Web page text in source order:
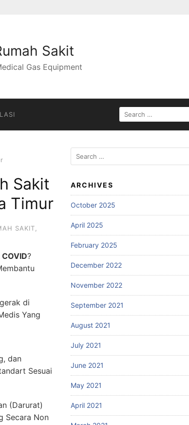
Sakit
Gas Equipment
SEARCH
FOR:
Sakit
Timur
SAKIT
?
di
Yang
dan
Sesuai
(Darurat)
Secara Non
Search
for:
ARCHIVES
October 2025
April 2025
February 2025
December 2022
November 2022
September 2021
August 2021
July 2021
June 2021
May 2021
April 2021